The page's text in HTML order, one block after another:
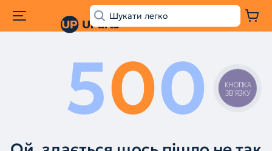
500
КНОПКА
ЗВ'ЯЗКУ